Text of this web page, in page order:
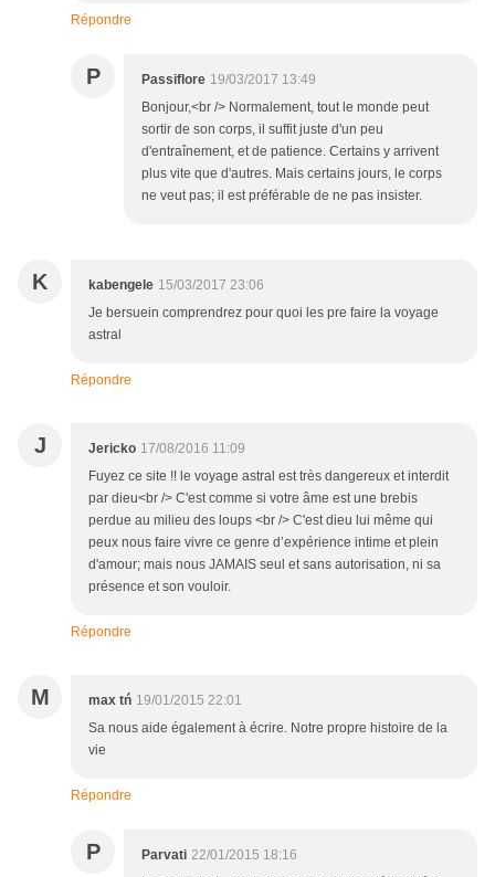
Répondre
P Passiflore 19/03/2017 13:49
Bonjour,<br /> Normalement, tout le monde peut
sortir de son corps, il suffit juste d'un peu
d'entraînement, et de patience. Certains y arrivent
plus vite que d'autres. Mais certains jours, le corps
ne veut pas; il est préférable de ne pas insister.
K kabengele 15/03/2017 23:06
Je bersuein comprendrez pour quoi les pre faire la voyage
astral
Répondre
J Jericko 17/08/2016 11:09
Fuyez ce site !! le voyage astral est très dangereux et interdit
par dieu<br /> C'est comme si votre âme est une brebis
perdue au milieu des loups <br /> C'est dieu lui même qui
peux nous faire vivre ce genre d’expérience intime et plein
d'amour; mais nous JAMAIS seul et sans autorisation, ni sa
présence et son vouloir.
Répondre
M max tń 19/01/2015 22:01
Sa nous aide également à écrire. Notre propre histoire de la
vie
Répondre
P Parvati 22/01/2015 18:16